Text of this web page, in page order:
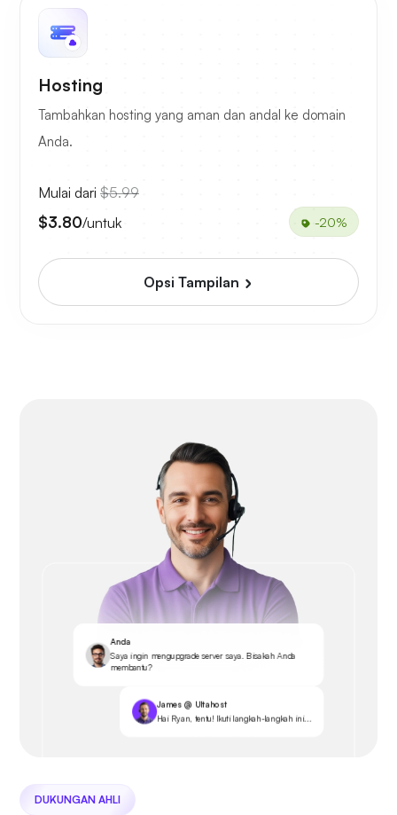
Hosting
Tambahkan hosting yang aman dan andal ke domain
Anda.
Mulai dari $5.99
$3.80/untuk -20%
Opsi Tampilan
Anda
Saya ingin mengupgrade server saya. Bisakah Anda
membantu?
James @ Ultahost
Hai Ryan, tentu! Ikuti langkah-langkah ini...
DUKUNGAN AHLI